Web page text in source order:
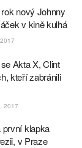
nový Johnny
v kině kulhá
Akta X, Clint
kteří zabránili
2017
první klapka
v Praze